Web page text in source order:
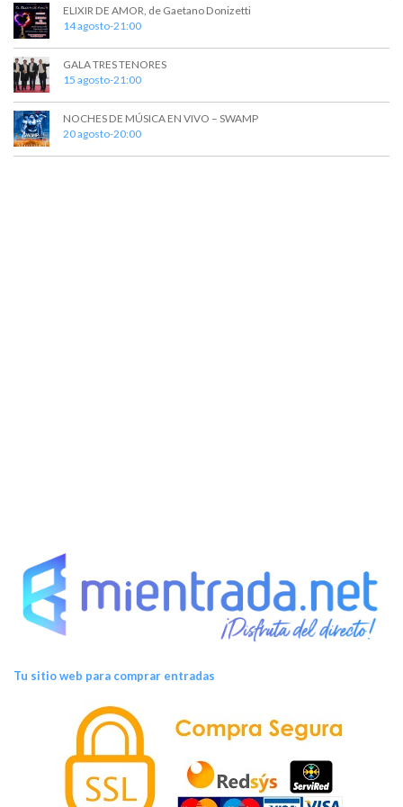
ELIXIR DE AMOR, de Gaetano Donizetti
14 agosto-21:00
GALA TRES TENORES
15 agosto-21:00
NOCHES DE MÚSICA EN VIVO – SWAMP
20 agosto-20:00
Tu sitio web para comprar entradas